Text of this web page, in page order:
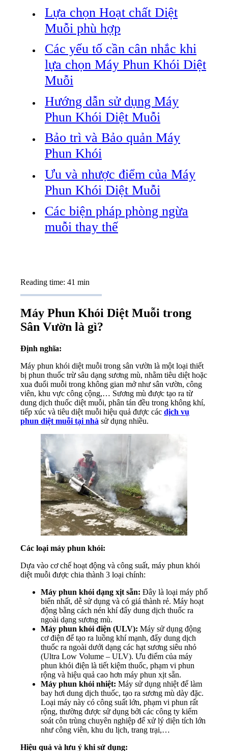
Lựa chọn Hoạt chất Diệt
Muỗi phù hợp
Các yếu tố cần cân nhắc khi
lựa chọn Máy Phun Khói Diệt
Muỗi
Hướng dẫn sử dụng Máy
Phun Khói Diệt Muỗi
Bảo trì và Bảo quản Máy
Phun Khói
Ưu và nhược điểm của Máy
Phun Khói Diệt Muỗi
Các biện pháp phòng ngừa
muỗi thay thế
Reading time: 41 min
Máy Phun Khói Diệt Muỗi trong
Sân Vườn là gì?
Định nghĩa:
Máy phun khói diệt muỗi trong sân vườn là một loại thiết
bị phun thuốc trừ sâu dạng sương mù, nhằm tiêu diệt hoặc
xua đuổi muỗi trong không gian mở như sân vườn, công
viên, khu vực công cộng,… Sương mù được tạo ra từ
dung dịch thuốc diệt muỗi, phân tán đều trong không khí,
tiếp xúc và tiêu diệt muỗi hiệu quả được các dịch vụ
phun diệt muỗi tại nhà sử dụng nhiều.
Các loại máy phun khói:
Dựa vào cơ chế hoạt động và công suất, máy phun khói
diệt muỗi được chia thành 3 loại chính:
Máy phun khói dạng xịt sẵn: Đây là loại máy phổ
biến nhất, dễ sử dụng và có giá thành rẻ. Máy hoạt
động bằng cách nén khí đẩy dung dịch thuốc ra
ngoài dạng sương mù.
Máy phun khói điện (ULV): Máy sử dụng động
cơ điện để tạo ra luồng khí mạnh, đẩy dung dịch
thuốc ra ngoài dưới dạng các hạt sương siêu nhỏ
(Ultra Low Volume – ULV). Ưu điểm của máy
phun khói điện là tiết kiệm thuốc, phạm vi phun
rộng và hiệu quả cao hơn máy phun xịt sẵn.
Máy phun khói nhiệt: Máy sử dụng nhiệt để làm
bay hơi dung dịch thuốc, tạo ra sương mù dày đặc.
Loại máy này có công suất lớn, phạm vi phun rất
rộng, thường được sử dụng bởi các công ty kiểm
soát côn trùng chuyên nghiệp để xử lý diện tích lớn
như công viên, khu du lịch, trang trại,…
Hiệu quả và lưu ý khi sử dụng: